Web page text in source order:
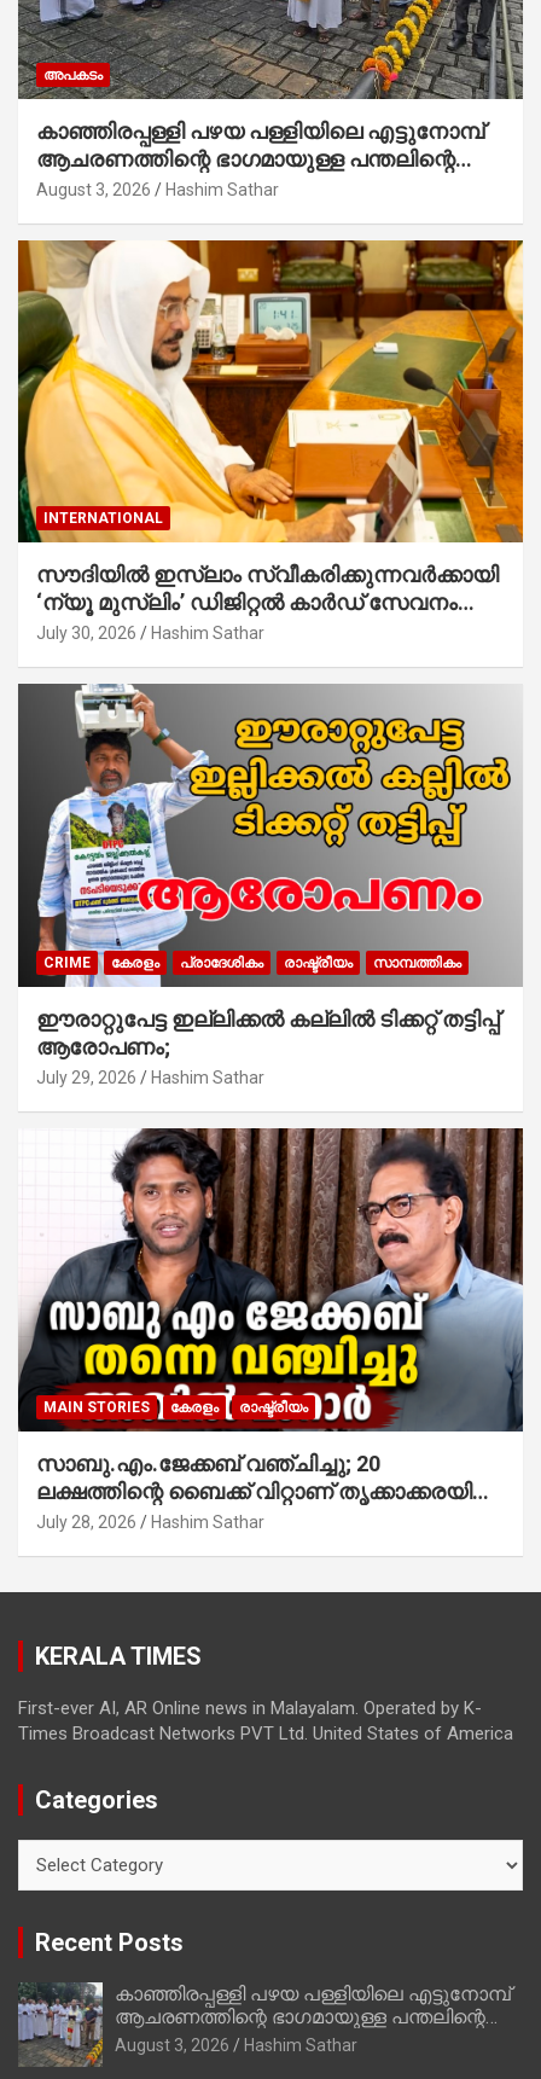
അപകടം
കാഞ്ഞിരപ്പള്ളി പഴയ പള്ളിയിലെ എട്ടുനോമ്പ്
ആചരണത്തിന്റെ ഭാഗമായുള്ള പന്തലിന്റെ
കാൽനാട്ട് കർമ്മം ആർച്ച് പ്രീസ്റ്റ് വെരി.
August 3, 2026 Hashim Sathar
INTERNATIONAL
സൗദിയില്‍ ഇസ്‌ലാം സ്വീകരിക്കുന്നവര്‍ക്കായി
‘ന്യൂ മുസ്ലിം’ ഡിജിറ്റല്‍ കാര്‍ഡ് സേവനം
ആരംഭിച്ചു
July 30, 2026 Hashim Sathar
CRIME കേരളം പ്രാദേശികം രാഷ്ട്രീയം സാമ്പത്തികം
ഈരാറ്റുപേട്ട ഇല്ലിക്കൽ കല്ലിൽ ടിക്കറ്റ് തട്ടിപ്പ്
ആരോപണം;
July 29, 2026 Hashim Sathar
MAIN STORIES കേരളം രാഷ്ട്രീയം
സാബു.എം.ജേക്കബ് വഞ്ചിച്ചു; 20
ലക്ഷത്തിന്റെ ബൈക്ക് വിറ്റാണ് തൃക്കാക്കരയില്‍
മത്സരിച്ചത്! പ്രചാരണത്തിന് രണ്ടേ രണ്ടുപേര്‍
അഖില്‍ മാരാര്‍ ട്വന്റി 20 വിട്ടു
July 28, 2026 Hashim Sathar
KERALA TIMES
First-ever AI, AR Online news in Malayalam. Operated by K-
Times Broadcast Networks PVT Ltd. United States of America
Categories
Recent Posts
കാഞ്ഞിരപ്പള്ളി പഴയ പള്ളിയിലെ എട്ടുനോമ്പ്
ആചരണത്തിന്റെ ഭാഗമായുള്ള പന്തലിന്റെ
കാൽനാട്ട് കർമ്മം ആർച്ച് പ്രീസ്റ്റ് വെരി.
റവ.ഫാ. കുര്യൻ താമരശ്ശേരി നിർവഹിക്കുന്നു.
August 3, 2026 Hashim Sathar